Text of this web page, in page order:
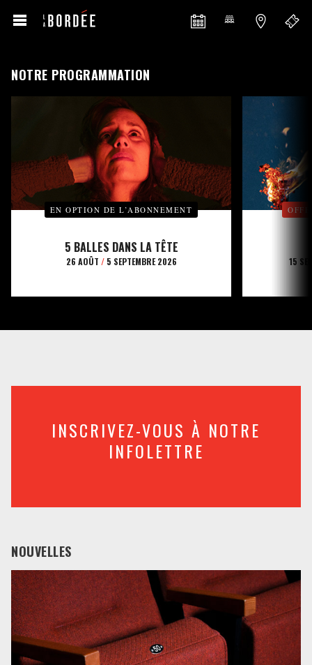
NOTRE PROGRAMMATION
EN OPTION DE L’ABONNEMENT
5 BALLES DANS LA TÊTE
26 AOÛT /5 SEPTEMBRE 2026 15
INSCRIVEZ-VOUS À NOTRE
INFOLETTRE
NOUVELLES